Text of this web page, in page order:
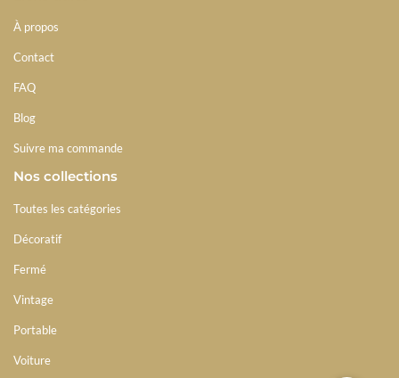
À propos
Contact
FAQ
Blog
Suivre ma commande
Nos collections
Toutes les catégories
Décoratif
Fermé
Vintage
Portable
Voiture